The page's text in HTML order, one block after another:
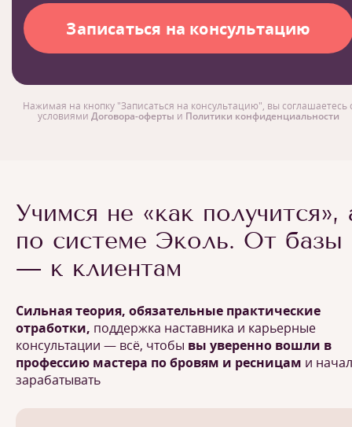
Нажимая на кнопку "Записаться на консультацию", вы соглашаетесь
условиями Договора-оферты и Политики конфиденциальности
Учимся не «как получится»,
по системе Эколь. От базы
— к клиентам
Сильная теория, обязательные практические
отработки, поддержка наставника и карьерные
консультации — всё, чтобы вы уверенно вошли в
профессию мастера по бровям и ресницам и
зарабатывать